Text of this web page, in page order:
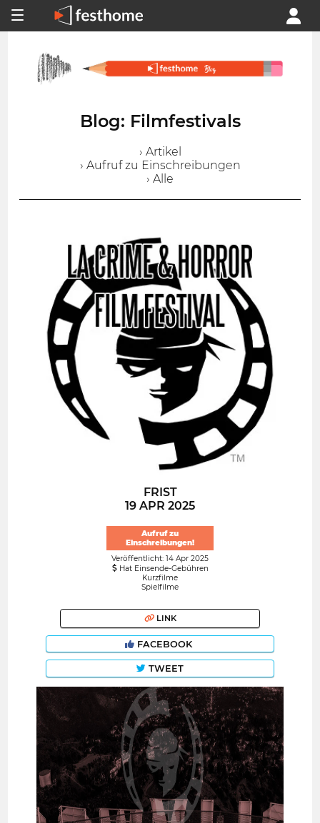
Blog: Filmfestivals
› Artikel
› Aufruf zu Einschreibungen
› Alle
FRIST
19 APR 2025
Aufruf zu
Einschreibungen!
Veröffentlicht: 14 Apr 2025
Hat Einsende-Gebühren
Kurzfilme
Spielfilme
LINK
FACEBOOK
TWEET